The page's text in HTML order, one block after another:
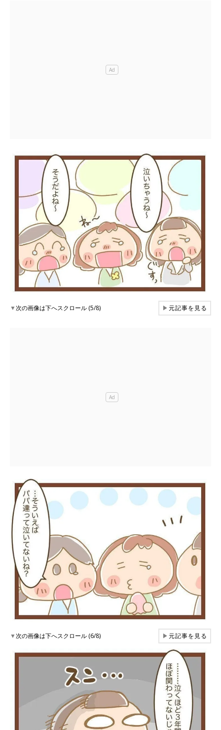
▼次の画像は下へスクロール (5/8) ▶元記事を見る
▼次の画像は下へスクロール (6/8) ▶元記事を見る